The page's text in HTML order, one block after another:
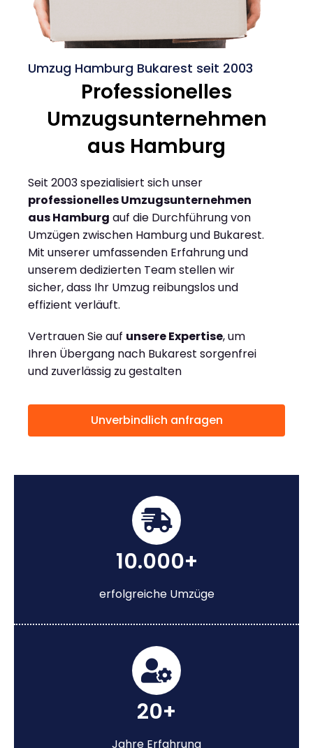
Umzug Hamburg Bukarest seit 2003
Professionelles
Umzugsunternehmen
aus Hamburg
Seit 2003 spezialisiert sich unser
professionelles Umzugsunternehmen
aus Hamburg auf die Durchführung von
Umzügen zwischen Hamburg und Bukarest.
Mit unserer umfassenden Erfahrung und
unserem dedizierten Team stellen wir
sicher, dass Ihr Umzug reibungslos und
effizient verläuft.
Vertrauen Sie auf unsere Expertise, um
Ihren Übergang nach Bukarest sorgenfrei
und zuverlässig zu gestalten
Unverbindlich anfragen
10.000+
erfolgreiche Umzüge
20+
Jahre Erfahrung